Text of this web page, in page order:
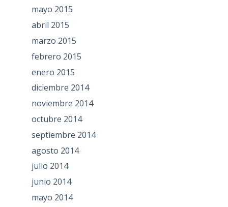
mayo 2015
abril 2015
marzo 2015
febrero 2015
enero 2015
diciembre 2014
noviembre 2014
octubre 2014
septiembre 2014
agosto 2014
julio 2014
junio 2014
mayo 2014